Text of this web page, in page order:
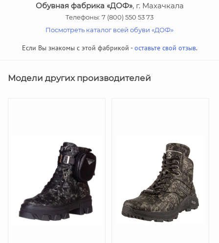
Обувная фабрика «ДОФ», г. Махачкала
Телефоны: 7 (800) 550 53 73
Посмотреть каталог всей обуви «ДОФ»
Если Вы знакомы с этой фабрикой -оставьте свой отзыв.
Модели других производителей